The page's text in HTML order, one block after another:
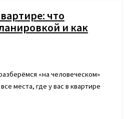
что
и как
«на человеческом»
места, где у вас в квартире